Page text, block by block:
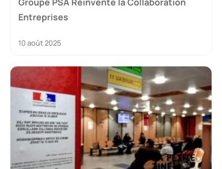
Entreprises
10 août 2025